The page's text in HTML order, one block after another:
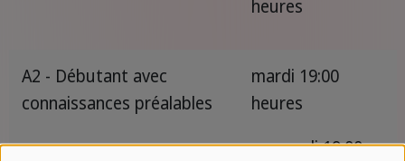
heures
A2 - Débutant avec
connaissances préalables
mardi 19:00
heures
mercredi 19:00